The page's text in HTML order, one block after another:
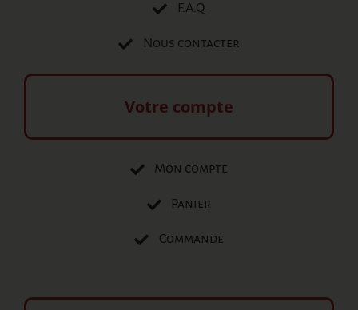
F.A.Q
Nous contacter
Votre compte
Mon compte
Panier
Commande